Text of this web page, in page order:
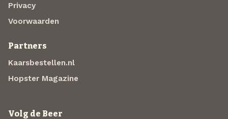
Privacy
Voorwaarden
Partners
Kaarsbestellen.nl
Hopster Magazine
Volg de Beer